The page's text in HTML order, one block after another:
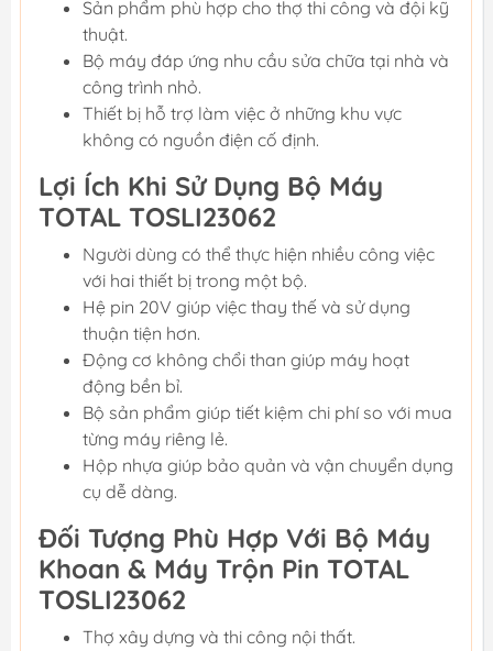
Sản phẩm phù hợp cho thợ thi công và đội kỹ
thuật.
Bộ máy đáp ứng nhu cầu sửa chữa tại nhà và
công trình nhỏ.
Thiết bị hỗ trợ làm việc ở những khu vực
không có nguồn điện cố định.
Lợi Ích Khi Sử Dụng Bộ Máy
TOTAL TOSLI23062
Người dùng có thể thực hiện nhiều công việc
với hai thiết bị trong một bộ.
Hệ pin 20V giúp việc thay thế và sử dụng
thuận tiện hơn.
Động cơ không chổi than giúp máy hoạt
động bền bỉ.
Bộ sản phẩm giúp tiết kiệm chi phí so với mua
từng máy riêng lẻ.
Hộp nhựa giúp bảo quản và vận chuyển dụng
cụ dễ dàng.
Đối Tượng Phù Hợp Với Bộ Máy
Khoan & Máy Trộn Pin TOTAL
TOSLI23062
Thợ xây dựng và thi công nội thất.